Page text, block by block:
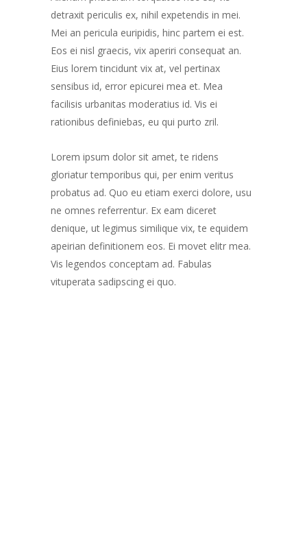
detraxit periculis ex, nihil expetendis in mei.
Mei an pericula euripidis, hinc partem ei est.
Eos ei nisl graecis, vix aperiri consequat an.
Eius lorem tincidunt vix at, vel pertinax
sensibus id, error epicurei mea et. Mea
facilisis urbanitas moderatius id. Vis ei
rationibus definiebas, eu qui purto zril.
Lorem ipsum dolor sit amet, te ridens
gloriatur temporibus qui, per enim veritus
probatus ad. Quo eu etiam exerci dolore, usu
ne omnes referrentur. Ex eam diceret
denique, ut legimus similique vix, te equidem
apeirian definitionem eos. Ei movet elitr mea.
Vis legendos conceptam ad. Fabulas
vituperata sadipscing ei quo.